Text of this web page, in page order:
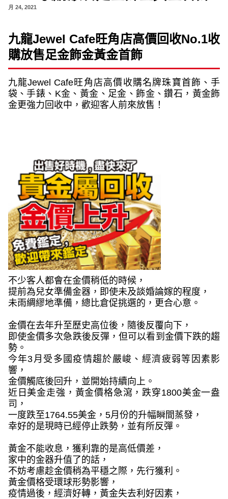
月 24, 2021
九龍Jewel Cafe旺角店高價回收No.1收
購放售足金飾金黃金首飾
九龍Jewel Cafe旺角店高價收購名牌珠寶首飾、手
袋、手錶、 K金、黃金、足金、飾金、鑽石，黃金飾
金更強力回收中，歡迎客人前來放售！
不少客人都會在金價稍低的時候，
提前為兒女準備金器，即使未及談婚論嫁的程度，
未雨綢繆地準備，總比倉促挑選的，更合心意。
金價在去年升至歷史高位後，隨後反覆向下，
即使金價多次急跌後反彈，但可以看到金價下跌的趨
勢。
今年3 月受多國疫情趨於嚴峻、經濟疲弱等因素影
響，
金價觸底後回升，並開始持續向上。
近日美金走強，黃金價格急瀉，跌穿1800美金一盎
司，
一度跌至1764.55美金， 5月份的升幅瞬間蒸發，
幸好的是現時已經停止跌勢，並有所反彈。
黃金不能收息，獲利靠的是高低價差，
家中的金器升值了的話，
不妨考慮趁金價稍為平穩之際，先行獲利。
黃金價格受環球形勢影響，
疫情過後，經濟好轉，黃金失去利好因素，